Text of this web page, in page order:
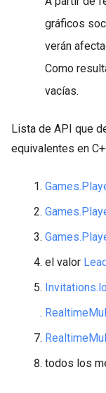
gráficos
verán
Como
vacías.
Lista de API que
equivalentes en
el valor
todos los